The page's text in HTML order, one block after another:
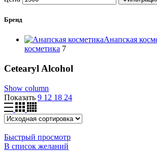
Бренд
Анапская
косметика 7
Cetearyl Alcohol
Show column
Показать 9 12 18 24
Быстрый просмотр
В список желаний